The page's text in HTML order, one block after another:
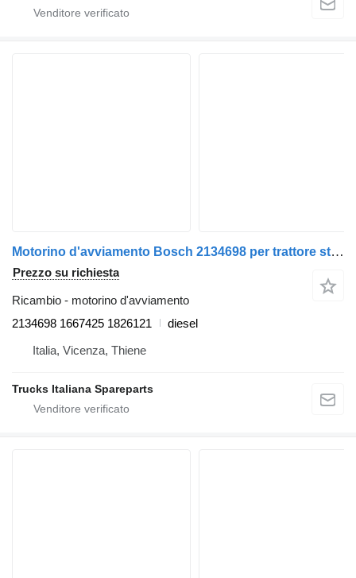
Motorino d'avviamento Bosch 2134698 per trattore stradale DAF 85CF
Prezzo su richiesta
Ricambio - motorino d'avviamento
2134698 1667425 1826121
diesel
Italia, Vicenza, Thiene
Trucks Italiana Spareparts